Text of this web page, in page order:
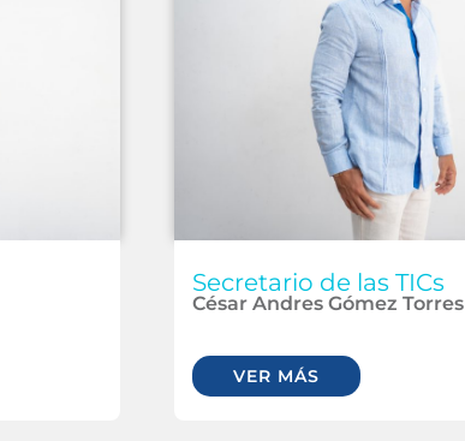
Secretario de las TICs
César Andres Gómez Torres
VER MÁS